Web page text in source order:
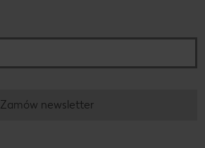
Zamów newsletter